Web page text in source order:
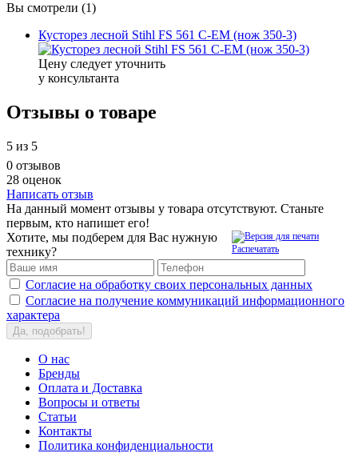
Вы смотрели (1)
Кусторез лесной Stihl FS 561 С-EM (нож 350-3)
Цену следует уточнить
у консультанта
Отзывы о товаре
5 из 5
0 отзывов
28 оценок
Написать отзыв
На данный момент отзывы у товара отсутствуют. Станьте
первым, кто напишет его!
Распечатать
Хотите, мы подберем для Вас нужную
технику?
Согласие на обработку своих персональных данных
Согласие на получение коммуникаций информационного
характера
Да, подобрать!
О нас
Бренды
Оплата и Доставка
Вопросы и ответы
Статьи
Контакты
Политика конфиденциальности